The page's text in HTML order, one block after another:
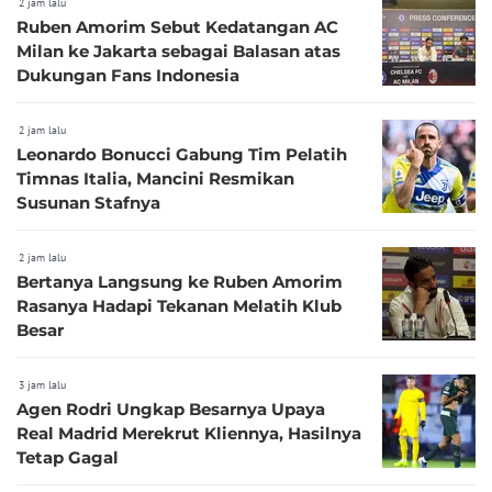
Ruben Amorim Sebut Kedatangan AC
Milan ke Jakarta sebagai Balasan atas
Dukungan Fans Indonesia
2 jam lalu
Leonardo Bonucci Gabung Tim Pelatih
Timnas Italia, Mancini Resmikan
Susunan Stafnya
2 jam lalu
Bertanya Langsung ke Ruben Amorim
Rasanya Hadapi Tekanan Melatih Klub
Besar
3 jam lalu
Agen Rodri Ungkap Besarnya Upaya
Real Madrid Merekrut Kliennya, Hasilnya
Tetap Gagal